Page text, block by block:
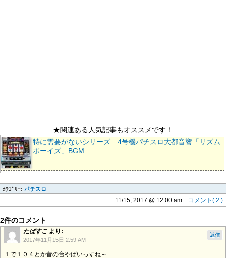
★関連ある人気記事もオススメです！
特に需要がないシリーズ…4号機パチスロ大都音響「リズム
ボーイズ」BGM
ｶﾃｺﾞﾘｰ: パチスロ
11/15, 2017 @ 12:00 am コメント( 2 )
2件のコメント
たばすこ より:
2017年11月15日 2:59 AM
１で１０４とか昔の台やばいっすね～
返信